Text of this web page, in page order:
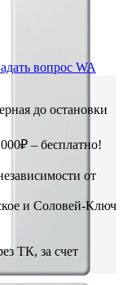
вопрос WA
до остановки
– бесплатно!
от
и Соловей-Ключ
ТК, за счет